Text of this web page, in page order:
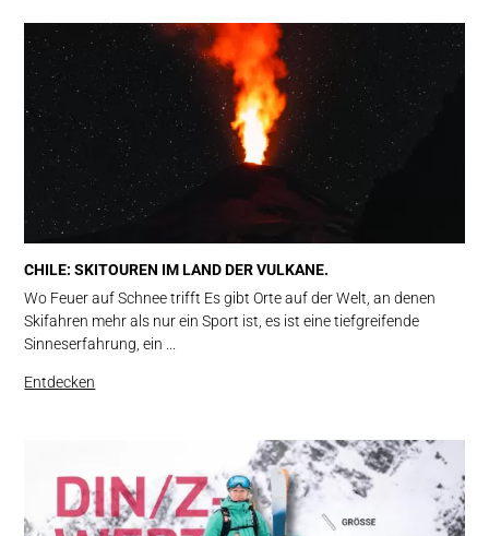
CHILE: SKITOUREN IM LAND DER VULKANE.
Wo Feuer auf Schnee trifft Es gibt Orte auf der Welt, an denen
Skifahren mehr als nur ein Sport ist, es ist eine tiefgreifende
Sinneserfahrung, ein ...
Entdecken